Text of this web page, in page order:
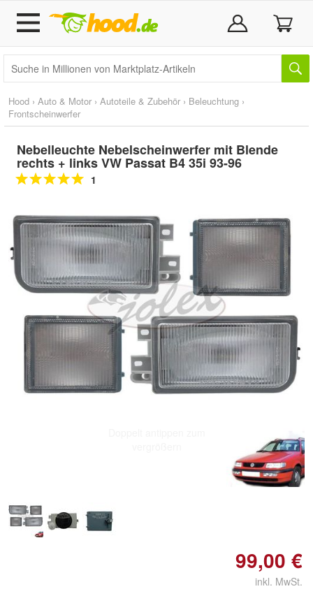
Hood › Auto & Motor › Autoteile & Zubehör › Beleuchtung ›
Frontscheinwerfer
Nebelleuchte Nebelscheinwerfer mit Blende
rechts + links VW Passat B4 35i 93-96
1
99,00 €
inkl. MwSt.